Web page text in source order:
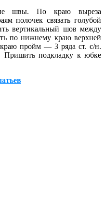
швы. По краю выреза
полочек связать голубой
вертикальный шов между
по нижнему краю верхней
краю пройм — 3 ряда ст. с/н.
подкладку к юбке